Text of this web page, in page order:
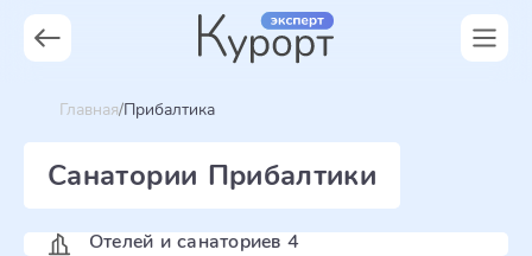
Главная Прибалтика
Санатории Прибалтики
Отелей и санаториев 4